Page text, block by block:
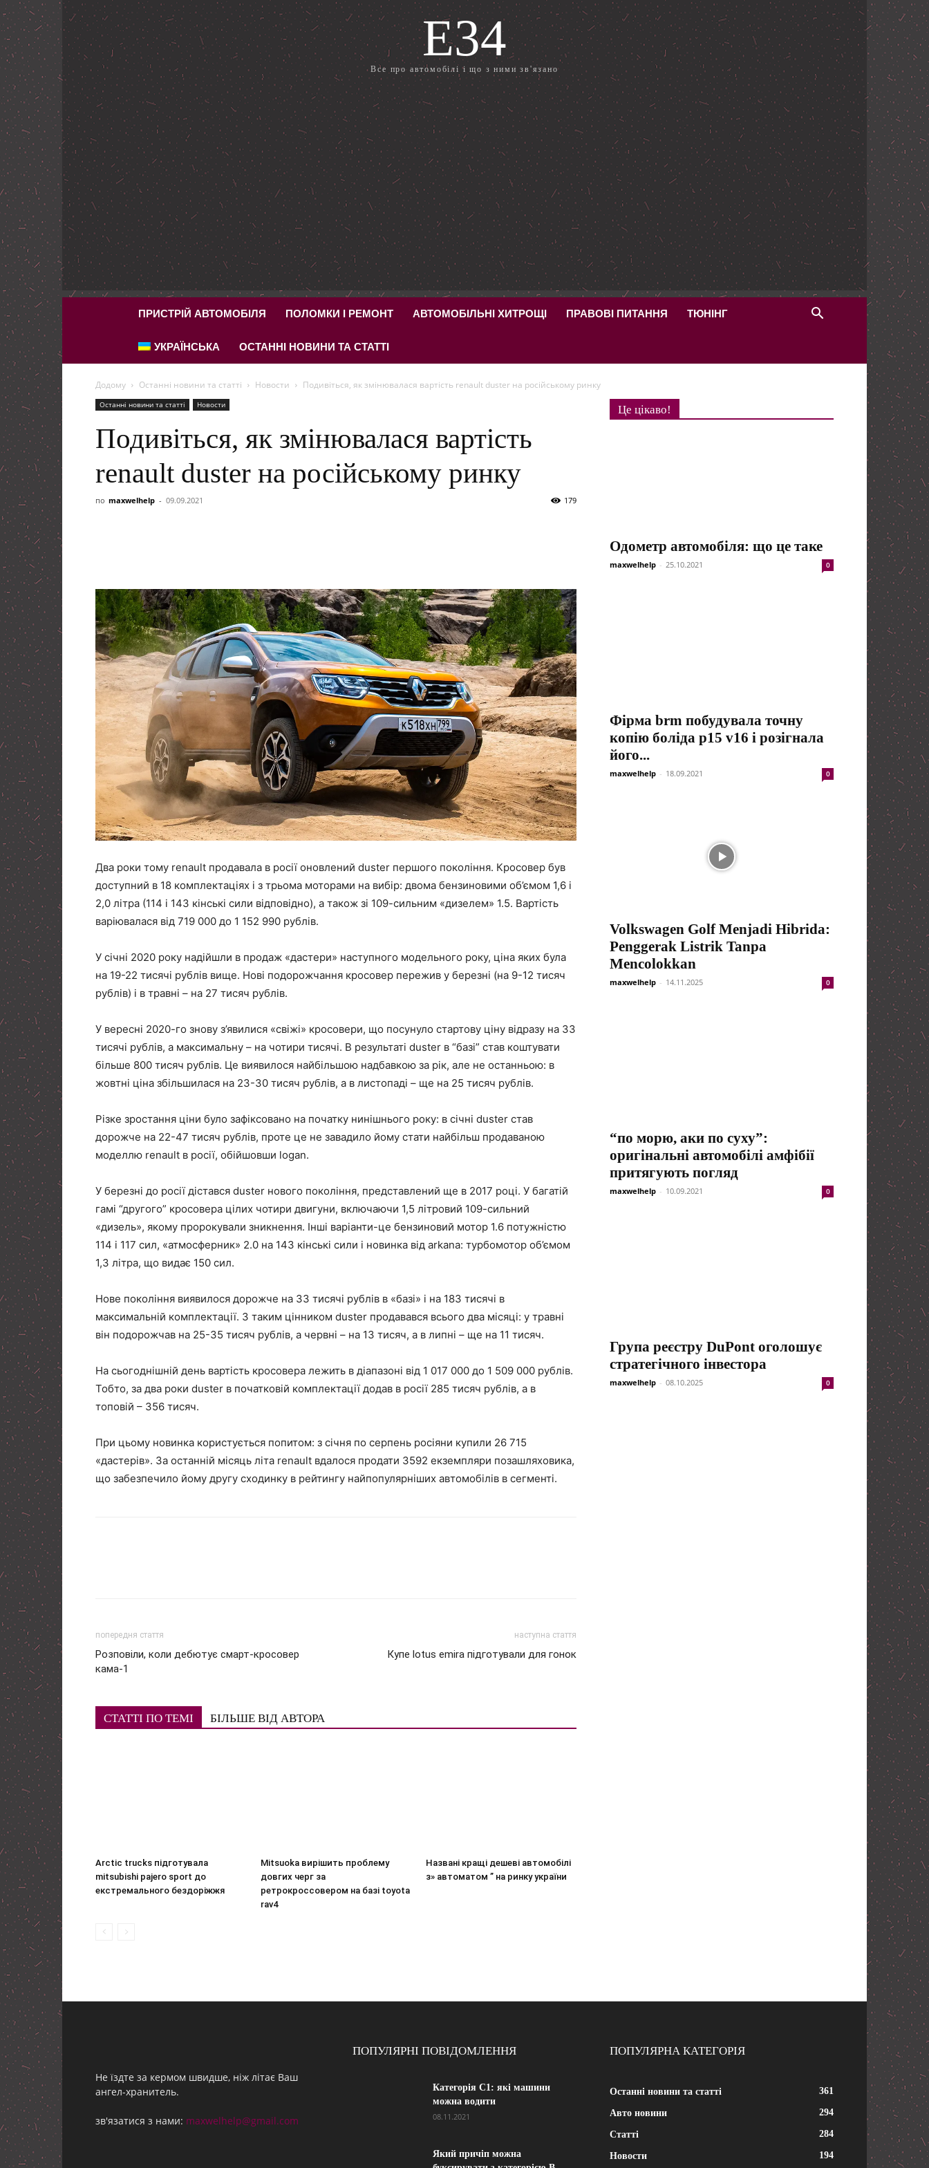
E34
Все про автомобілі і що з ними зв'язано
ПРИСТРІЙ АВТОМОБІЛЯ ПОЛОМКИ І РЕМОНТ АВТОМОБІЛЬНІ ХИТРОЩІ ПРАВОВІ ПИТАННЯ ТЮНІНГ
УКРАЇНСЬКА ОСТАННІ НОВИНИ ТА СТАТТІ
Додому Останні новини та статті Новости Подивіться, як змінювалася вартість renault duster на російському ринку
Останні новини та статті Новости
Подивіться, як змінювалася вартість
renault duster на російському ринку
по maxwelhelp - 09.09.2021 179
Два роки тому renault продавала в росії оновлений duster першого покоління. Кросовер був
доступний в 18 комплектаціях і з трьома моторами на вибір: двома бензиновими об’ємом 1,6 і
2,0 літра (114 і 143 кінські сили відповідно), а також зі 109-сильним «дизелем» 1.5. Вартість
варіювалася від 719 000 до 1 152 990 рублів.
У січні 2020 року надійшли в продаж «дастери» наступного модельного року, ціна яких була
на 19-22 тисячі рублів вище. Нові подорожчання кросовер пережив у березні (на 9-12 тисяч
рублів) і в травні – на 27 тисяч рублів.
У вересні 2020-го знову з’явилися «свіжі» кросовери, що посунуло стартову ціну відразу на 33
тисячі рублів, а максимальну – на чотири тисячі. В результаті duster в “базі” став коштувати
більше 800 тисяч рублів. Це виявилося найбільшою надбавкою за рік, але не останньою: в
жовтні ціна збільшилася на 23-30 тисяч рублів, а в листопаді – ще на 25 тисяч рублів.
Різке зростання ціни було зафіксовано на початку нинішнього року: в січні duster став
дорожче на 22-47 тисяч рублів, проте це не завадило йому стати найбільш продаваною
моделлю renault в росії, обійшовши logan.
У березні до росії дістався duster нового покоління, представлений ще в 2017 році. У багатій
гамі “другого” кросовера цілих чотири двигуни, включаючи 1,5 літровий 109-сильний
«дизель», якому пророкували зникнення. Інші варіанти-це бензиновий мотор 1.6 потужністю
114 і 117 сил, «атмосферник» 2.0 на 143 кінські сили і новинка від arkana: турбомотор об’ємом
1,3 літра, що видає 150 сил.
Нове покоління виявилося дорожче на 33 тисячі рублів в «базі» і на 183 тисячі в
максимальній комплектації. З таким цінником duster продавався всього два місяці: у травні
він подорожчав на 25-35 тисяч рублів, а червні – на 13 тисяч, а в липні – ще на 11 тисяч.
На сьогоднішній день вартість кросовера лежить в діапазоні від 1 017 000 до 1 509 000 рублів.
Тобто, за два роки duster в початковій комплектації додав в росії 285 тисяч рублів, а в
топовій – 356 тисяч.
При цьому новинка користується попитом: з січня по серпень росіяни купили 26 715
«дастерів». За останній місяць літа renault вдалося продати 3592 екземпляри позашляховика,
що забезпечило йому другу сходинку в рейтингу найпопулярніших автомобілів в сегменті.
попередня стаття
Розповіли, коли дебютує смарт-кросовер
кама-1
наступна стаття
Купе lotus emira підготували для гонок
СТАТТІ ПО ТЕМІ БІЛЬШЕ ВІД АВТОРА
Arctic trucks підготувала
mitsubishi pajero sport до
екстремального бездоріжжя
Mitsuoka вирішить проблему
довгих черг за
ретрокроссовером на базі toyota
rav4
Названі кращі дешеві автомобілі
з» автоматом ” на ринку україни
Це цікаво!
Одометр автомобіля: що це таке
maxwelhelp - 25.10.2021 0
Фірма brm побудувала точну
копію боліда p15 v16 і розігнала
його...
maxwelhelp - 18.09.2021 0
Volkswagen Golf Menjadi Hibrida:
Penggerak Listrik Tanpa
Mencolokkan
maxwelhelp - 14.11.2025 0
“по морю, аки по суху”:
оригінальні автомобілі амфібії
притягують погляд
maxwelhelp - 10.09.2021 0
Група реєстру DuPont оголошує
стратегічного інвестора
maxwelhelp - 08.10.2025 0
Не їздте за кермом швидше, ніж літає Ваш
ангел-хранитель.
зв'язатися з нами: maxwelhelp@gmail.com
ПОПУЛЯРНІ ПОВІДОМЛЕННЯ
Категорія С1: які машини
можна водити
08.11.2021
Який причіп можна
ПОПУЛЯРНА КАТЕГОРІЯ
Останні новини та статті 361
Авто новини 294
Статті 284
Новости 194